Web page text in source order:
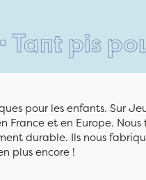
pour vos
pour les enfants. Sur
et en Europe.
durable. Ils nous
plus encore !